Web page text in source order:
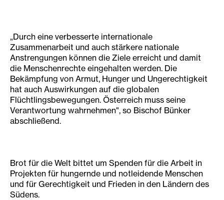
„Durch eine verbesserte internationale
Zusammenarbeit und auch stärkere nationale
Anstrengungen können die Ziele erreicht und damit
die Menschenrechte eingehalten werden. Die
Bekämpfung von Armut, Hunger und Ungerechtigkeit
hat auch Auswirkungen auf die globalen
Flüchtlingsbewegungen. Österreich muss seine
Verantwortung wahrnehmen", so Bischof Bünker
abschließend.
Brot für die Welt bittet um Spenden für die Arbeit in
Projekten für hungernde und notleidende Menschen
und für Gerechtigkeit und Frieden in den Ländern des
Südens.